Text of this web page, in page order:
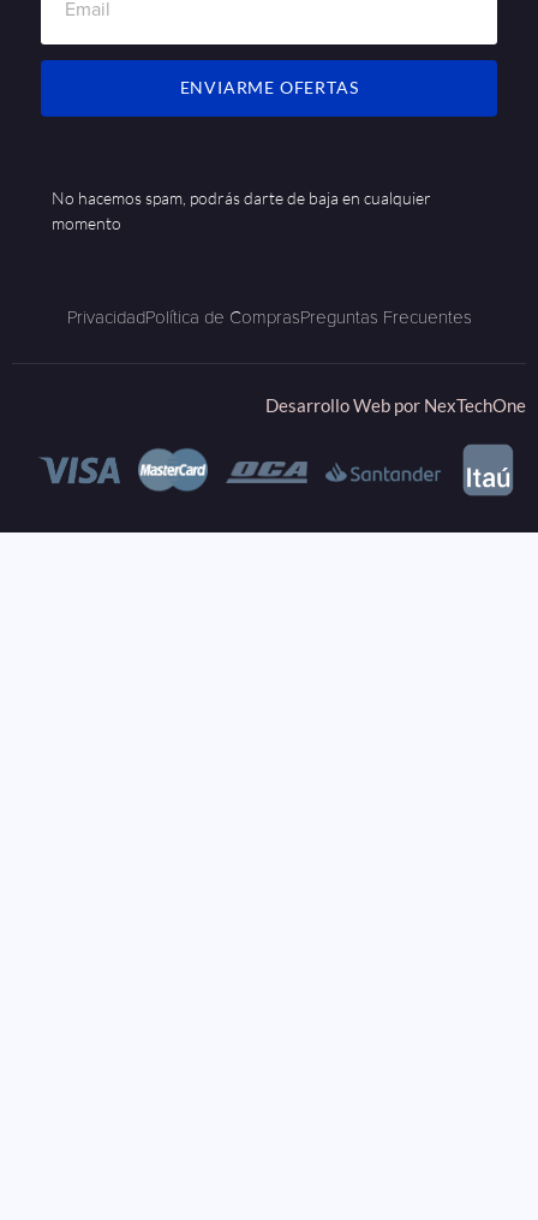
ENVIARME OFERTAS
No hacemos spam, podrás darte de baja en cualquier
momento
PrivacidadPolítica de ComprasPreguntas Frecuentes
Desarrollo Web por NexTechOne